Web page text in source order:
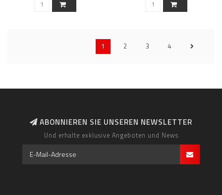
1 2 3 4
ABONNIEREN SIE UNSEREN NEWSLETTER
Und erhalte exklusive Angeboten und News